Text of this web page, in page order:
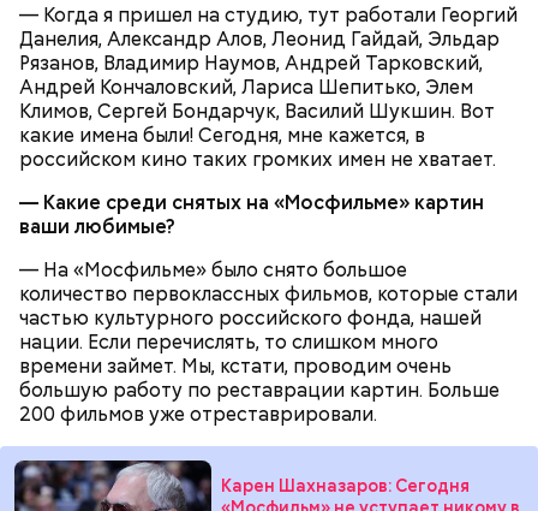
— Когда я пришел на студию, тут работали Георгий
Данелия, Александр Алов, Леонид Гайдай, Эльдар
Рязанов, Владимир Наумов, Андрей Тарковский,
Андрей Кончаловский, Лариса Шепитько, Элем
Климов, Сергей Бондарчук, Василий Шукшин. Вот
какие имена были! Сегодня, мне кажется, в
российском кино таких громких имен не хватает.
— Какие среди снятых на «Мосфильме» картин
ваши любимые?
— На «Мосфильме» было снято большое
количество первоклассных фильмов, которые стали
частью культурного российского фонда, нашей
нации. Если перечислять, то слишком много
времени займет. Мы, кстати, проводим очень
большую работу по реставрации картин. Больше
200 фильмов уже отреставрировали.
Карен Шахназаров: Сегодня
При выборе дыни эксперт посоветовала
ориентироваться на запах: